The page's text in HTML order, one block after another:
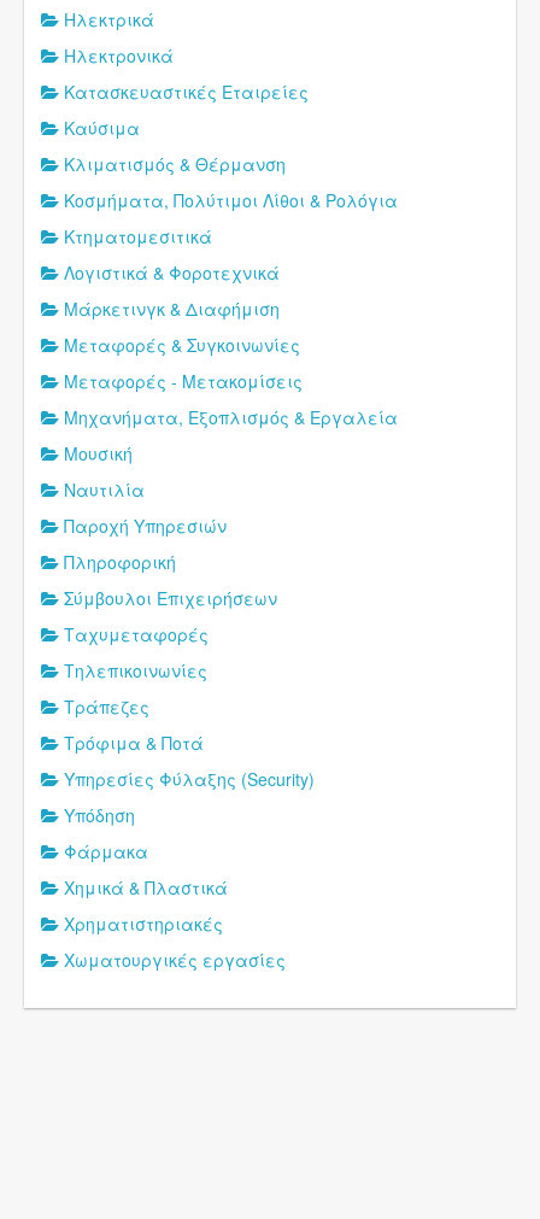
Ηλεκτρικά
Ηλεκτρονικά
Κατασκευαστικές Εταιρείες
Καύσιμα
Κλιματισμός & Θέρμανση
Κοσμήματα, Πολύτιμοι Λίθοι & Ρολόγια
Κτηματομεσιτικά
Λογιστικά & Φοροτεχνικά
Μάρκετινγκ & Διαφήμιση
Μεταφορές & Συγκοινωνίες
Μεταφορές - Μετακομίσεις
Μηχανήματα, Εξοπλισμός & Εργαλεία
Μουσική
Ναυτιλία
Παροχή Υπηρεσιών
Πληροφορική
Σύμβουλοι Επιχειρήσεων
Ταχυμεταφορές
Τηλεπικοινωνίες
Τράπεζες
Τρόφιμα & Ποτά
Υπηρεσίες Φύλαξης (Security)
Υπόδηση
Φάρμακα
Χημικά & Πλαστικά
Χρηματιστηριακές
Χωματουργικές εργασίες